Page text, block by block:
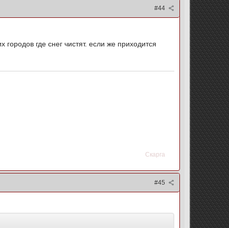
#44
где снег чистят. если же приходится
Скарга
#45